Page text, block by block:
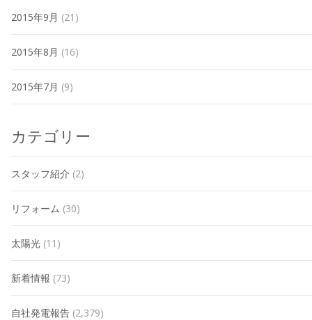
2015年9月 (21)
2015年8月 (16)
2015年7月 (9)
カテゴリー
スタッフ紹介 (2)
リフォーム (30)
太陽光 (11)
新着情報 (73)
自社発電報告 (2,379)